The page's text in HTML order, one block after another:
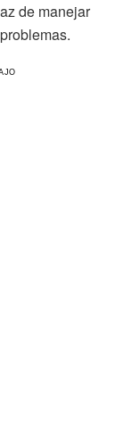
de manejar